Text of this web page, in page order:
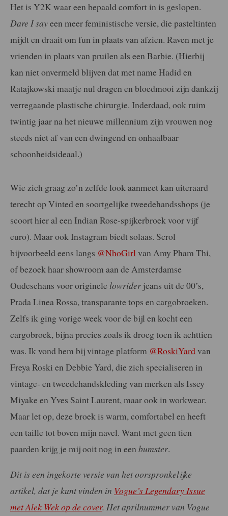
Het is Y2K waar een bepaald comfort in is geslopen.
Dare I sayeen meer feministische versie, die pasteltinten
mijdt en draait om fun in plaats van afzien. Raven met je
vrienden in plaats van pruilen als een Barbie. (Hierbij
kan niet onvermeld blijven dat met name Hadid en
Ratajkowski maatje nul dragen en bloedmooi zijn dankzij
verregaande plastische chirurgie. Inderdaad, ook ruim
twintig jaar na het nieuwe millennium zijn vrouwen nog
steeds niet af van een dwingend en onhaalbaar
schoonheidsideaal.)
Wie zich graag zo’n zelfde look aanmeet kan uiteraard
terecht op Vinted en soortgelijke tweedehandsshops (je
scoort hier al een Indian Rose-spijkerbroek voor vijf
euro). Maar ook Instagram biedt solaas. Scrol
bijvoorbeeld eens langs @NhoGirl van Amy Pham Thi,
of bezoek haar showroom aan de Amsterdamse
Oudeschans voor originele lowrider jeans uit de 00’s,
Prada Linea Rossa, transparante tops en cargobroeken.
Zelfs ik ging vorige week voor de bijl en kocht een
cargobroek, bijna precies zoals ik droeg toen ik achttien
was. Ik vond hem bij vintage platform @RoskiYardvan
Freya Roski en Debbie Yard, die zich specialiseren in
vintage- en tweedehandskleding van merken als Issey
Miyake en Yves Saint Laurent, maar ook in workwear.
Maar let op, deze broek is warm, comfortabel en heeft
een taille tot boven mijn navel. Want met geen tien
paarden krijg je mij ooit nog in een bumster.
Dit is een ingekorte versie van het oorspronkelijke
artikel, dat je kunt vinden in Vogue’s Legendary Issue
met Alek Wek op de cover. Het aprilnummer van Vogue